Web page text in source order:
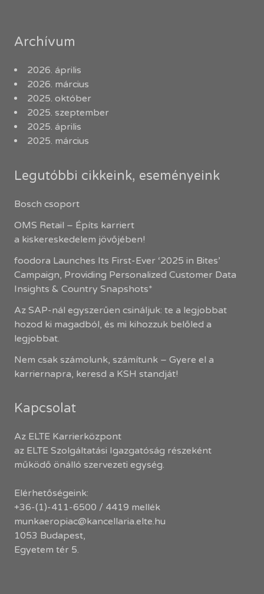
Archívum
2026. április
2026. március
2025. október
2025. szeptember
2025. április
2025. március
Legutóbbi cikkeink, eseményeink
Bosch csoport
OMS Retail – Építs karriert
a kiskereskedelem jövőjében!
foodora Launches Its First-Ever ‘2025 in Bites’
Campaign, Providing Personalized Customer Data
Insights & Country Snapshots*
Az SAP-nál egyszerűen csináljuk: te a legjobbat
hozod ki magadból, és mi kihozzuk belőled a
legjobbat.
Nem csak számolunk, számítunk – Gyere el a
karriernapra, keresd a KSH standját!
Kapcsolat
Az ELTE Karrierközpont
az ELTE Szolgáltatási Igazgatóság részeként
működő önálló szervezeti egység.
Elérhetőségeink:
+36-(1)-411-6500 / 4419 mellék
munkaeropiac@kancellaria.elte.hu
1053 Budapest,
Egyetem tér 5.